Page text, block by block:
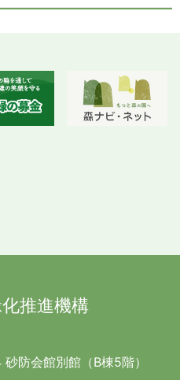
推進機構
防会館別館（B棟5階）